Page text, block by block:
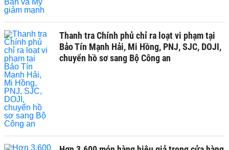
Thanh tra Chính phủ chỉ ra loạt vi phạm tại
Bảo Tín Mạnh Hải, Mi Hồng, PNJ, SJC, DOJI,
chuyển hồ sơ sang Bộ Công an